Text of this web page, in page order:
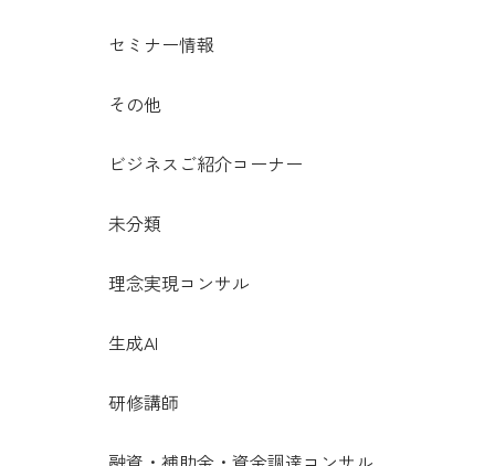
セミナー情報
その他
ビジネスご紹介コーナー
未分類
理念実現コンサル
生成AI
研修講師